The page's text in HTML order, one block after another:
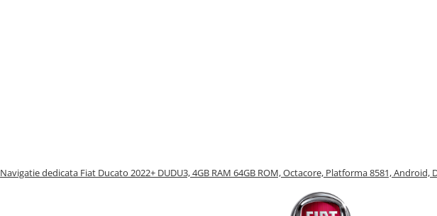
Navigatie dedicata Fiat Ducato 2022+ DUDU3, 4GB RAM 64GB ROM, Octacore, Platforma 8581, Android,